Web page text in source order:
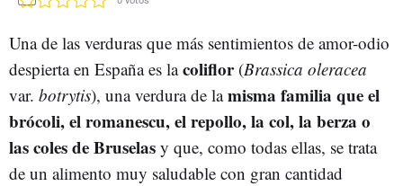
Una de las verduras que más sentimientos de amor-odio
despierta en España es lacoliflor(Brassica oleracea
var. botrytis), una verdura de lamisma familia que el
brócoli, el romanescu, el repollo, la col, la berza o
las coles de Bruselas y que, como todas ellas, se trata
de un alimento muy saludable con gran cantidad